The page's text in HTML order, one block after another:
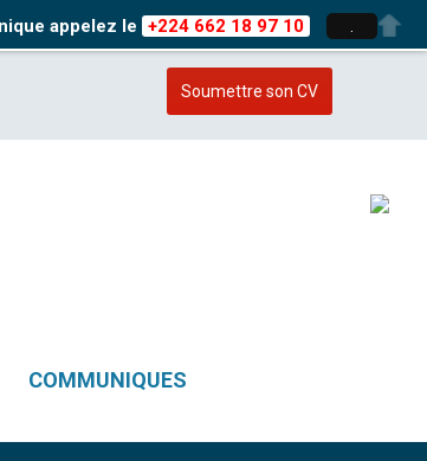
appelez le +224 662 18 97 10
Soumettre son CV
COMMUNIQUES